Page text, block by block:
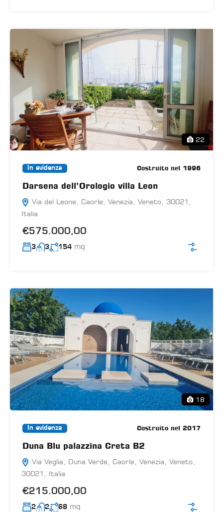
22
In evidenza Costruito nel 1996
Darsena dell’Orologio villa Leon
Via del Leone, Caorle, Venezia, Veneto, 30021,
Italia
€575.000,00
3 3 154 mq
18
In evidenza Costruito nel 2017
Duna Blu palazzina Creta B2
Via Veglia, Duna Verde, Caorle, Venezia, Veneto,
30021, Italia
€215.000,00
2 2 68 mq